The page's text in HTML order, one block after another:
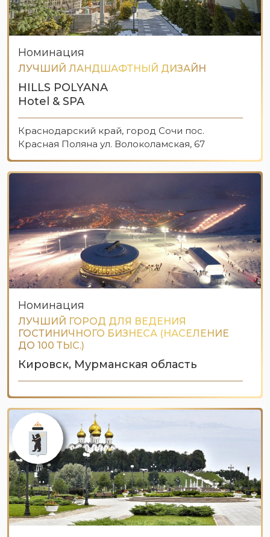
Номинация
ЛУЧШИЙ ЛАНДШАФТНЫЙ ДИЗАЙН
HILLS POLYANA
Hotel & SPA
Краснодарский край, город Сочи пос.
Красная Поляна ул. Волоколамская, 67
Номинация
ЛУЧШИЙ ГОРОД ДЛЯ ВЕДЕНИЯ
ГОСТИНИЧНОГО БИЗНЕСА (НАСЕЛЕНИЕ
ДО 100 ТЫС.)
Кировск, Мурманская область